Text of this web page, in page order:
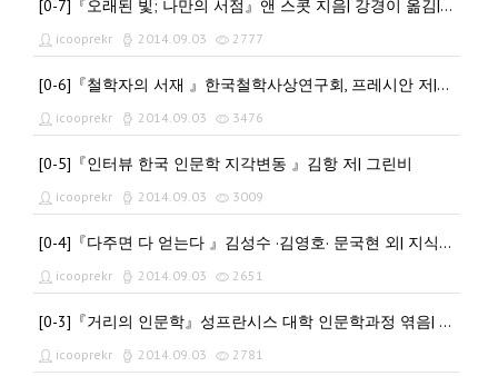
[0-7]『오래된 빛; 나만의 서점』앤 스콧 지음| 강경이 옮김| 알마
icooprekr 2014.09.03 2777
[0-6]『철학자의 서재 』한국철학사상연구회, 프레시안 저|알렙
icooprekr 2014.09.03 3476
[0-5]『인터뷰 한국 인문학 지각변동 』김항 저| 그린비
icooprekr 2014.09.03 3009
[0-4]『다주면 다 얻는다 』김성수 ·김영호· 문국현 외| 지식산업사
icooprekr 2014.09.03 2651
[0-3]『거리의 인문학』성프란시스 대학 인문학과정 엮음| 삼인
icooprekr 2014.09.03 2781